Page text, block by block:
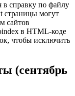
в справку по файлу
страницы могут
сайтов
в HTML-коде
чтобы исключить
(сентябрь